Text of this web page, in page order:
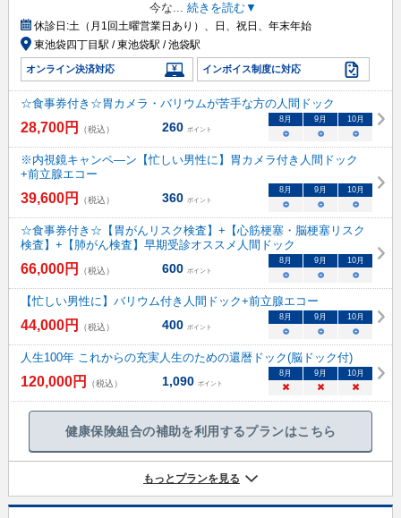
今な... 続きを読む▼
休診日:土（月1回土曜営業日あり）、日、祝日、年末年始
東池袋四丁目駅 / 東池袋駅 / 池袋駅
オンライン決済対応 インボイス制度に対応
☆食事券付き☆胃カメラ・バリウムが苦手な方の人間ドック
28,700円 （税込） 260 ポイント
8月 9月 10月
○ ○ ○
※内視鏡キャンペ―ン【忙しい男性に】胃カメラ付き人間ドック
+前立腺エコー
39,600円 （税込） 360 ポイント
8月 9月 10月
○ ○ ○
☆食事券付き☆【胃がんリスク検査】+【心筋梗塞・脳梗塞リスク
検査】+【肺がん検査】早期受診オススメ人間ドック
66,000円 （税込） 600 ポイント
8月 9月 10月
○ ○ ○
【忙しい男性に】バリウム付き人間ドック+前立腺エコー
44,000円 （税込） 400 ポイント
8月 9月 10月
○ ○ ○
人生100年 これからの充実人生のための還暦ドック(脳ドック付)
120,000円 （税込） 1,090 ポイント
8月 9月 10月
× × ×
健康保険組合の補助を利用するプランはこちら
もっとプランを見る